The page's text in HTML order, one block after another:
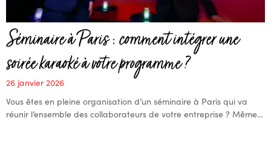
Séminaire à Paris : comment intégrer une
soirée karaoké à votre programme ?
26 janvier 2026
Vous êtes en pleine organisation d’un séminaire à Paris qui va
réunir l’ensemble des collaborateurs de votre entreprise ? Même…